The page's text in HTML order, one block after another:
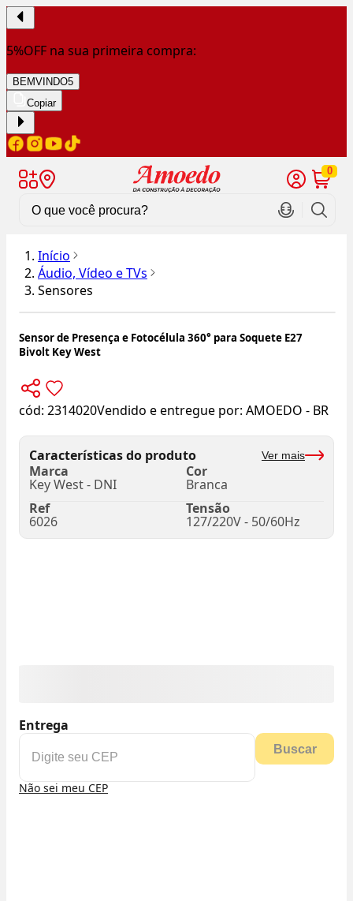
5%OFF na sua primeira compra:
BEMVINDO5
Copiar
0
Início
Áudio, Vídeo e TVs
Sensores
Sensor de Presença e Fotocélula 360° para Soquete E27
Bivolt Key West
cód: 2314020Vendido e entregue por: AMOEDO - BR
Características do produto Ver mais
Marca
Key West - DNI
Cor
Branca
Ref
6026
Tensão
127/220V - 50/60Hz
Entrega
Buscar
Não sei meu CEP